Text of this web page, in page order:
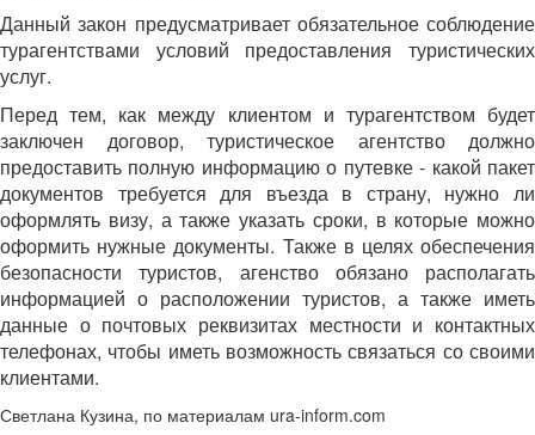
Данный закон предусматривает обязательное соблюдение
турагентствами условий предоставления туристических
услуг.
Перед тем, как между клиентом и турагентством будет
заключен договор, туристическое агентство должно
предоставить полную информацию о путевке - какой пакет
документов требуется для въезда в страну, нужно ли
оформлять визу, а также указать сроки, в которые можно
оформить нужные документы. Также в целях обеспечения
безопасности туристов, агенство обязано располагать
информацией о расположении туристов, а также иметь
данные о почтовых реквизитах местности и контактных
телефонах, чтобы иметь возможность связаться со своими
клиентами.
Светлана Кузина, по материалам ura-inform.com